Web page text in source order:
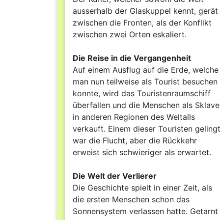
ausserhalb der Glaskuppel kennt, gerät
zwischen die Fronten, als der Konflikt
zwischen zwei Orten eskaliert.
Die Reise in die Vergangenheit
Auf einem Ausflug auf die Erde, welche
man nun teilweise als Tourist besuchen
konnte, wird das Touristenraumschiff
überfallen und die Menschen als
in anderen Regionen des Weltalls
verkauft. Einem dieser Touristen gelingt
war die Flucht, aber die Rückkehr
erweist sich schwieriger als erwartet.
Die Welt der Verlierer
Die Geschichte spielt in einer Zeit, als
die ersten Menschen schon das
Sonnensystem verlassen hatte. Getarnt